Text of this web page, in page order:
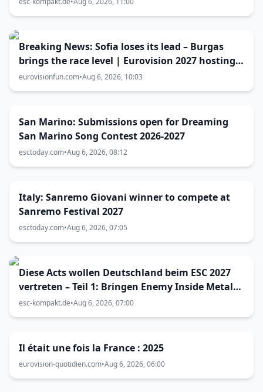
Breaking News: Sofia loses its lead – Burgas
brings the race level | Eurovision 2027 hosting
battle now 50-50
eurovisionfun.com•Aug 6, 2026, 10:03
San Marino: Submissions open for Dreaming
San Marino Song Contest 2026-2027
esctoday.com•Aug 6, 2026, 08:12
Italy: Sanremo Giovani winner to compete at
Sanremo Festival 2027
esctoday.com•Aug 6, 2026, 07:05
Diese Acts wollen Deutschland beim ESC 2027
vertreten – Teil 1: Bringen Enemy Inside Metal
zum Vorentscheid?
esc-kompakt.de•Aug 6, 2026, 07:00
Il était une fois la France : 2025
eurovision-quotidien.com•Aug 6, 2026, 06:00